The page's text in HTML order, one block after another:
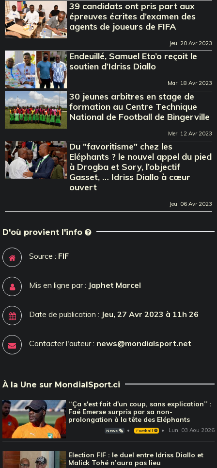
39 candidats ont pris part aux
épreuves écrites d’examen des
agents de joueurs de FIFA
Jeu, 20 Avr 2023
Endeuillé, Samuel Eto’o reçoit le
soutien d’Idriss Diallo
Mar, 18 Avr 2023
30 jeunes arbitres en stage de
formation au Centre Technique
National de Football de Bingerville
Mer, 12 Avr 2023
Du "favoritisme" chez les
Eléphants ? le nouvel appel du pied
à Drogba et Sory, l’objectif
Gasset, … Idriss Diallo à cœur
ouvert
Jeu, 06 Avr 2023
D'où provient l'info
Source : FIF
Mis en ligne par : Japhet Marcel
Date de publication : Jeu, 27 Avr 2023 à 11h 26
Contacter l'auteur : news@mondialsport.net
À la Une sur MondialSport.ci
‘‘Ça s'est fait d'un coup, sans explication’’ :
Faé Emerse surpris par sa non-
prolongation à la tête des Eléphants
News 🗞️ Football ⚽️ Lun, 03 Aou 2026
Election FIF : le duel entre Idriss Diallo et
Malick Tohé n’aura pas lieu